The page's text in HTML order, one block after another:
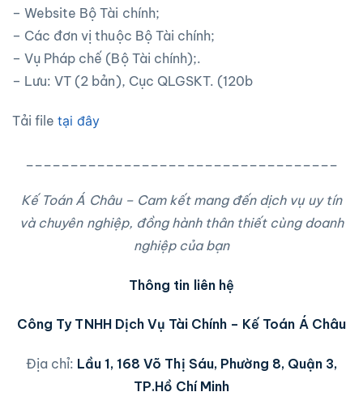
– Website Bộ Tài chính;
– Các đơn vị thuộc Bộ Tài chính;
– Vụ Pháp chế (Bộ Tài chính);.
– Lưu: VT (2 bản), Cục QLGSKT. (120b
Tải filetại đây
Kế Toán Á Châu – Cam kết mang đến dịch vụ uy tín
và chuyên nghiệp, đồng hành thân thiết cùng doanh
nghiệp của bạn
Thông tin liên hệ
Công Ty TNHH Dịch Vụ Tài Chính – Kế Toán Á Châu
Địa chỉ: Lầu 1, 168 Võ Thị Sáu, Phường 8, Quận 3,
TP.Hồ Chí Minh